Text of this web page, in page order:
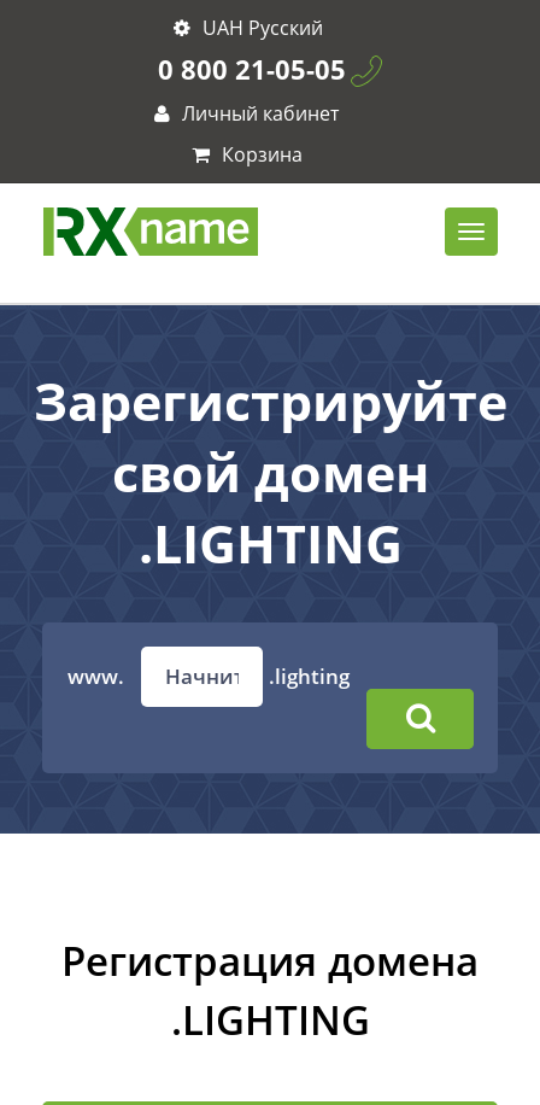
UAH Русский
0 800 21-05-05
Личный кабинет
Корзина
Зарегистрируйте
свой домен
.LIGHTING
www. .lighting
Регистрация домена
.LIGHTING